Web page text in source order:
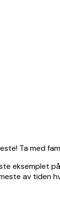
Ta med
eksemplet
av tiden